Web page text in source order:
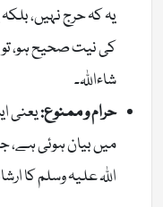
یہ کہ حرج نہیں،
کی نیت صحیح ہو، تو
شاءاللہ۔
حرام و ممنوع:یعنی
میں بیان ہوئی ہے،
اللہ علیہ وسلم کا